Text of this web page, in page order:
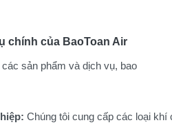
chính của BaoToan Air
sản phẩm và dịch vụ, bao
Chúng tôi cung cấp các loại